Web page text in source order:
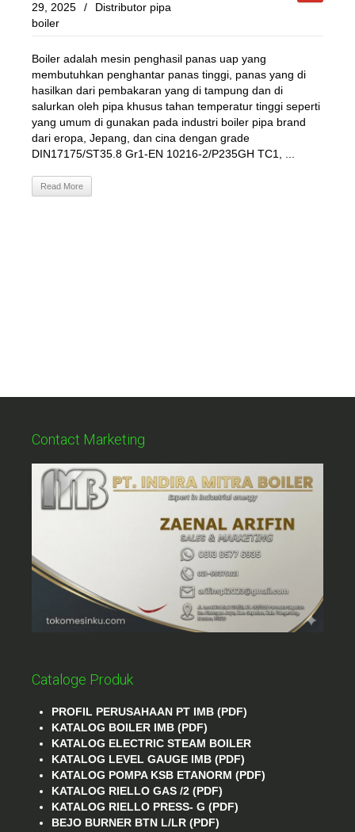
29, 2025
/
Distributor pipa
boiler
Boiler adalah mesin penghasil panas uap yang
membutuhkan penghantar panas tinggi, panas yang di
hasilkan dari pembakaran yang di tampung dan di
salurkan oleh pipa khusus tahan temperatur tinggi seperti
yang umum di gunakan pada industri boiler pipa brand
dari eropa, Jepang, dan cina dengan grade
DIN17175/ST35.8 Gr1-EN 10216-2/P235GH TC1, ...
Read More
Contact Marketing
Cataloge Produk
PROFIL PERUSAHAAN PT IMB (PDF)
KATALOG BOILER IMB (PDF)
KATALOG ELECTRIC STEAM BOILER
KATALOG LEVEL GAUGE IMB (PDF)
KATALOG POMPA KSB ETANORM (PDF)
KATALOG RIELLO GAS /2 (PDF)
KATALOG RIELLO PRESS- G (PDF)
BEJO BURNER BTN L/LR (PDF)